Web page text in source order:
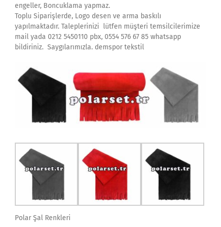
engeller, Boncuklama yapmaz.
Toplu Siparişlerde, Logo desen ve arma baskılı
yapılmaktadır. Taleplerinizi lütfen müşteri temsilcilerimize
mail yada 0212 5450110 pbx, 0554 576 67 85 whatsapp
bildiriniz. Saygılarımızla. demspor tekstil
Polar Şal Renkleri